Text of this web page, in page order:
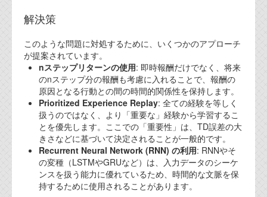
解決策
このような問題に対処するために、いくつかのアプローチ
が提案されています。
nステップリターンの使用: 即時報酬だけでなく、将来
のnステップ分の報酬も考慮に入れることで、報酬の
原因となる行動との間の時間的関係性を保持します。
Prioritized Experience Replay: 全ての経験を等しく
扱うのではなく、より「重要な」経験から学習するこ
とを優先します。ここでの「重要性」は、TD誤差の大
きさなどに基づいて決定されることが一般的です。
Recurrent Neural Network (RNN) の利用: RNNやそ
の変種（LSTMやGRUなど）は、入力データのシーケ
ンスを扱う能力に優れているため、時間的な文脈を保
持するために使用されることがあります。